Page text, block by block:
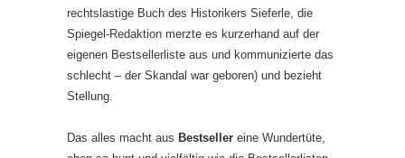
rechtslastige Buch des Historikers Sieferle, die
Spiegel-Redaktion merzte es kurzerhand auf der
eigenen Bestsellerliste aus und kommunizierte das
schlecht – der Skandal war geboren) und bezieht
Stellung.
Das alles macht aus Bestseller eine Wundertüte,